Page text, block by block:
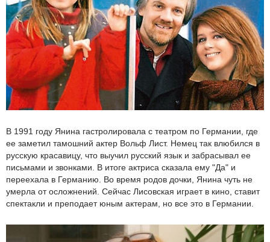
В 1991 году Янина гастролировала с театром по Германии, где
ее заметил тамошний актер Вольф Лист. Немец так влюбился в
русскую красавицу, что выучил русский язык и забрасывал ее
письмами и звонками. В итоге актриса сказала ему "Да" и
переехала в Германию. Во время родов дочки, Янина чуть не
умерла от осложнений. Сейчас Лисовская играет в кино, ставит
спектакли и преподает юным актерам, но все это в Германии.